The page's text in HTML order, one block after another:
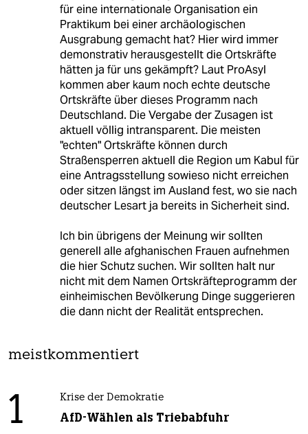
für eine internationale Organisation ein
Praktikum bei einer archäologischen
Ausgrabung gemacht hat? Hier wird immer
demonstrativ herausgestellt die Ortskräfte
hätten ja für uns gekämpft? Laut ProAsyl
kommen aber kaum noch echte deutsche
Ortskräfte über dieses Programm nach
Deutschland. Die Vergabe der Zusagen ist
aktuell völlig intransparent. Die meisten
"echten" Ortskräfte können durch
Straßensperren aktuell die Region um Kabul für
eine Antragsstellung sowieso nicht erreichen
oder sitzen längst im Ausland fest, wo sie nach
deutscher Lesart ja bereits in Sicherheit sind.
Ich bin übrigens der Meinung wir sollten
generell alle afghanischen Frauen aufnehmen
die hier Schutz suchen. Wir sollten halt nur
nicht mit dem Namen Ortskräfteprogramm der
einheimischen Bevölkerung Dinge suggerieren
die dann nicht der Realität entsprechen.
meistkommentiert
1 Krise der Demokratie
AfD-Wählen als Triebabfuhr